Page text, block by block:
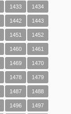
1433 1434
1442 1443
1451 1452
1460 1461
1469 1470
1478 1479
1487 1488
1496 1497